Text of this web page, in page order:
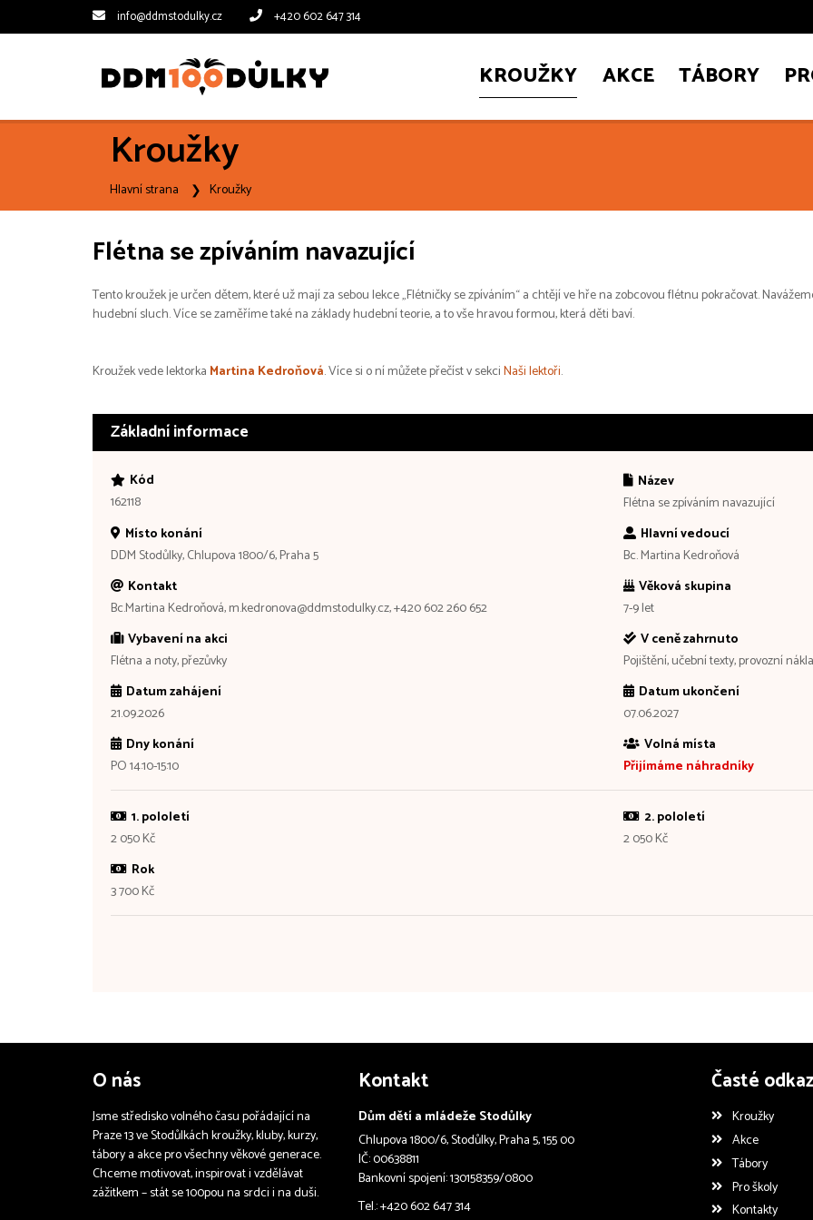
info@ddmstodulky.cz +420 602 647 314
KROUŽKY AKCE TÁBORY
Kroužky
Hlavní strana Kroužky
Flétna se zpíváním navazující
Tento kroužek je určen dětem, které už mají za sebou lekce „Flétničky se zpíváním“ a chtějí ve hře na zobcovou flétnu pokračovat.
hudební sluch. Více se zaměříme také na základy hudební teorie, a to vše hravou formou, která děti baví.
Kroužek vede lektorka Martina Kedroňová. Více si o ní můžete přečíst v sekciNaši lektoři.
Základní informace
Kód
162118
Název
Flétna se zpíváním navazující
Místo konání
DDM Stodůlky, Chlupova 1800/6, Praha 5
Hlavní vedoucí
Bc. Martina Kedroňová
Kontakt
Bc.Martina Kedroňová, m.kedronova@ddmstodulky.cz, +420 602 260 652
Věková skupina
7-9 let
Vybavení na akci
Flétna a noty, přezůvky
V ceně zahrnuto
Pojištění, učební texty, provozní
Datum zahájení
21.09.2026
Datum ukončení
07.06.2027
Dny konání
PO 14:10-15:10
Volná místa
Přijímáme náhradníky
1. pololetí
2 050 Kč
2. pololetí
2 050 Kč
Rok
3 700 Kč
O nás
Jsme středisko volného času pořádající na
Praze 13 ve Stodůlkách kroužky, kluby, kurzy,
tábory a akce pro všechny věkové generace.
Chceme motivovat, inspirovat i vzdělávat
zážitkem – stát se 100pou na srdci i na duši.
Kontakt
Dům dětí a mládeže Stodůlky
Chlupova 1800/6, Stodůlky, Praha 5, 155 00
IČ: 00638811
Bankovní spojení: 130158359/0800
Tel.: +420 602 647 314
Časté
Kroužky
Akce
Tábory
Pro školy
Kontakty